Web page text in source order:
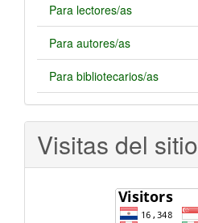
Para lectores/as
Para autores/as
Para bibliotecarios/as
Visitas del sitio